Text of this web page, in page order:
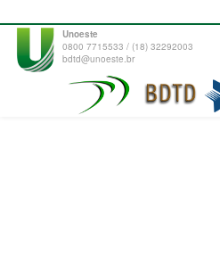
Unoeste
0800 7715533 / (18) 32292003
bdtd@unoeste.br